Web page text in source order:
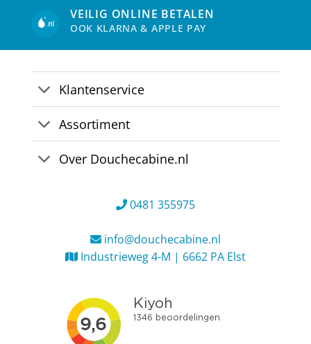
VEILIG ONLINE BETALEN
OOK KLARNA & APPLE PAY
Klantenservice
Assortiment
Over Douchecabine.nl
0481 355975
info@douchecabine.nl
Industrieweg 4-M | 6662 PA Elst